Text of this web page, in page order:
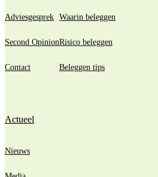
Adviesgesprek
Second Opinion
Contact
Waarin beleggen
Risico beleggen
Beleggen tips
Actueel
Nieuws